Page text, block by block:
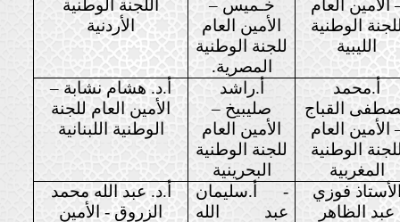
اللجنة الوطنية
الأردنية
خـميس –
الأمين العام
للجنة الوطنية
المصرية.
الأمين العام
الوطنية
الليبية
أ.د. هشام نشابة –
الأمين العام للجنة
الوطنية اللبنانية
أ.راشد
صليبيخ –
الأمين العام
للجنة الوطنية
البحرينية
أ.محمد
القباج
الأمين العام
الوطنية
المغربية
أ.د. عبد الله محمد
الزروق - الأمين
- أ.سليمان
عبد الله
فوزي
عبد الظاهر